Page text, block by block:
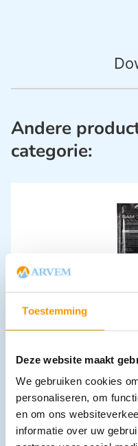
Toestemming
Deze website maakt
We gebruiken cookies
personaliseren, om
en om ons
informatie over uw
Andere
categorie:
43,06 incl. btw
39.5 excl. btw